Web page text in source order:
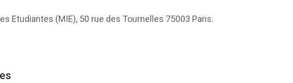
Etudiantes (MIE), 50 rue des Tournelles 75003 Paris.